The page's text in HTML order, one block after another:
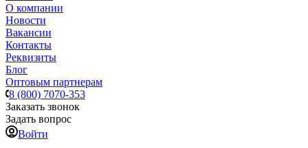
О компании
Новости
Вакансии
Контакты
Реквизиты
Блог
Оптовым партнерам
8 (800) 7070-353
Заказать звонок
Задать вопрос
Войти